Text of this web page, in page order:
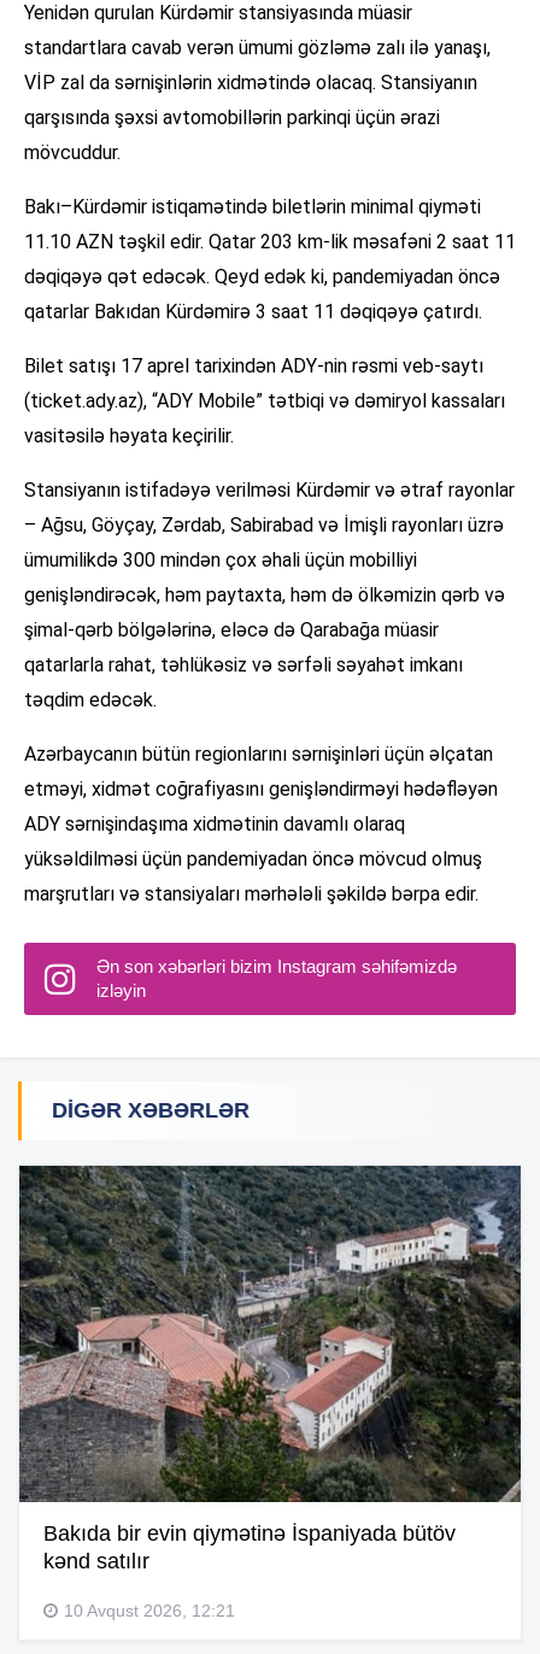
Yenidən qurulan Kürdəmir stansiyasında müasir
standartlara cavab verən ümumi gözləmə zalı ilə yanaşı,
VİP zal da sərnişinlərin xidmətində olacaq. Stansiyanın
qarşısında şəxsi avtomobillərin parkinqi üçün ərazi
mövcuddur.
Bakı–Kürdəmir istiqamətində biletlərin minimal qiyməti
11.10 AZN təşkil edir. Qatar 203 km-lik məsafəni 2 saat 11
dəqiqəyə qət edəcək. Qeyd edək ki, pandemiyadan öncə
qatarlar Bakıdan Kürdəmirə 3 saat 11 dəqiqəyə çatırdı.
Bilet satışı 17 aprel tarixindən ADY-nin rəsmi veb-saytı
(ticket.ady.az), “ADY Mobile” tətbiqi və dəmiryol kassaları
vasitəsilə həyata keçirilir.
Stansiyanın istifadəyə verilməsi Kürdəmir və ətraf rayonlar
– Ağsu, Göyçay, Zərdab, Sabirabad və İmişli rayonları üzrə
ümumilikdə 300 mindən çox əhali üçün mobilliyi
genişləndirəcək, həm paytaxta, həm də ölkəmizin qərb və
şimal-qərb bölgələrinə, eləcə də Qarabağa müasir
qatarlarla rahat, təhlükəsiz və sərfəli səyahət imkanı
təqdim edəcək.
Azərbaycanın bütün regionlarını sərnişinləri üçün əlçatan
etməyi, xidmət coğrafiyasını genişləndirməyi hədəfləyən
ADY sərnişindaşıma xidmətinin davamlı olaraq
yüksəldilməsi üçün pandemiyadan öncə mövcud olmuş
marşrutları və stansiyaları mərhələli şəkildə bərpa edir.
Ən son xəbərləri bizim Instagram səhifəmizdə
izləyin
DIGƏR XƏBƏRLƏR
Bakıda bir evin qiymətinə İspaniyada bütöv
kənd satılır
10 Avqust 2026, 12:21